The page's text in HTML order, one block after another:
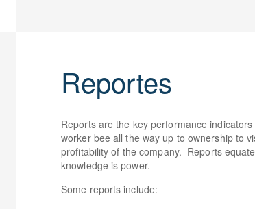
Reportes
Reports are the key performance
worker bee all the way up to ownership to
profitability of the company. Reports
knowledge is power.
Some reports include: